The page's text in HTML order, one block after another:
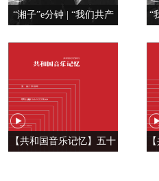
“湘子”e分钟 | “我们共产
“
【共和国音乐记忆】五十